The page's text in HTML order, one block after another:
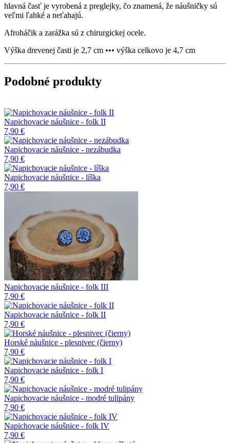
hlavná časť je vyrobená z preglejky, čo znamená, že náušničky sú
veľmi ľahké a neťahajú.
Afroháčik a zarážka sú z chirurgickej ocele.
Výška drevenej časti je 2,7 cm ••• výška celkovo je 4,7 cm
Podobné produkty
Napichovacie náušnice - folk II
7,90 €
Napichovacie náušnice - nezábudka
7,90 €
Napichovacie náušnice - líška
7,90 €
Napichovacie náušnice - folk III
7,90 €
Napichovacie náušnice - folk II
7,90 €
Horské náušnice - plesnivec (čierny)
7,90 €
Napichovacie náušnice - folk I
7,90 €
Napichovacie náušnice - modré tulipány
7,90 €
Napichovacie náušnice - folk IV
7,90 €